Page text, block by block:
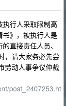
执行人采取限制高
书》，被执行人是
直接责任人员、
，请大家务必先尝
劳动人事争议仲裁
post_2407253.ht